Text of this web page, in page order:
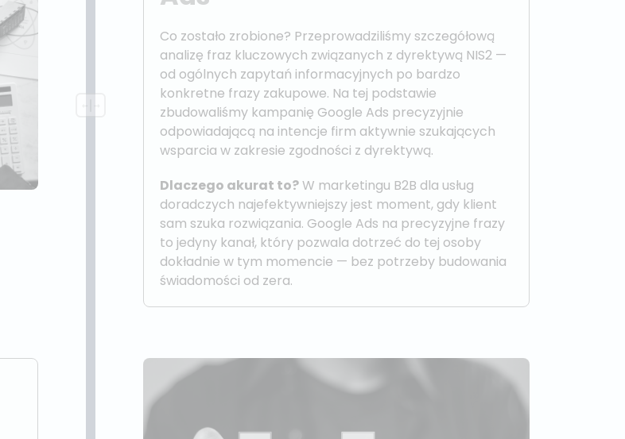
Co zostało zrobione? Przeprowadziliśmy szczegółową
analizę fraz kluczowych związanych z dyrektywą NIS2 —
od ogólnych zapytań informacyjnych po bardzo
konkretne frazy zakupowe. Na tej podstawie
zbudowaliśmy kampanię Google Ads precyzyjnie
odpowiadającą na intencje firm aktywnie szukających
wsparcia w zakresie zgodności z dyrektywą.
Dlaczego akurat to?W marketingu B2B dla usług
doradczych najefektywniejszy jest moment, gdy klient
sam szuka rozwiązania. Google Ads na precyzyjne frazy
to jedyny kanał, który pozwala dotrzeć do tej osoby
dokładnie w tym momencie — bez potrzeby budowania
świadomości od zera.